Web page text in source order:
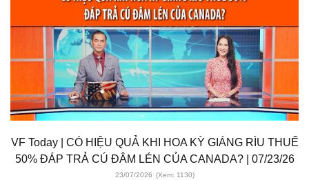
VF Today | CÓ HIỆU QUẢ KHI HOA KỲ GIÁNG RÌU THUẾ
50% ĐÁP TRẢ CÚ ĐÂM LÉN CỦA CANADA? | 07/23/26
23/07/2026 (Xem: 1130)